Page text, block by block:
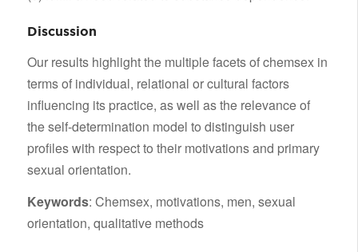
Discussion
Our results highlight the multiple facets of chemsex in
terms of individual, relational or cultural factors
influencing its practice, as well as the relevance of
the self-determination model to distinguish user
profiles with respect to their motivations and primary
sexual orientation.
Keywords: Chemsex, motivations, men, sexual
orientation, qualitative methods